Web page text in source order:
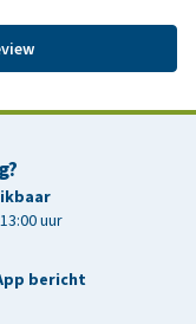
uur
bericht